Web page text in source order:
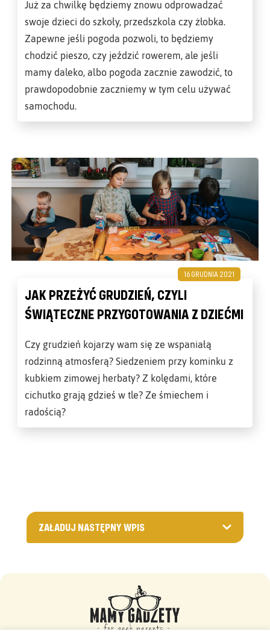
Już za chwilkę będziemy znowu odprowadzać
swoje dzieci do szkoły, przedszkola czy żłobka.
Zapewne jeśli pogoda pozwoli, to będziemy
chodzić pieszo, czy jeździć rowerem, ale jeśli
mamy daleko, albo pogoda zacznie zawodzić, to
prawdopodobnie zaczniemy w tym celu używać
samochodu.
16 GRUDNIA 2021
JAK PRZEŻYĆ GRUDZIEŃ, CZYLI
ŚWIĄTECZNE PRZYGOTOWANIA Z DZIEĆMI
Czy grudzień kojarzy wam się ze wspaniałą
rodzinną atmosferą? Siedzeniem przy kominku z
kubkiem zimowej herbaty? Z kolędami, które
cichutko grają gdzieś w tle? Ze śmiechem i
radością?
ZAŁADUJ NASTĘPNY WPIS